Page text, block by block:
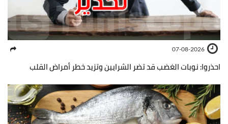
07-08-2026
احذروا: نوبات الغضب قد تضر الشرايين وتزيد خطر أمراض القلب